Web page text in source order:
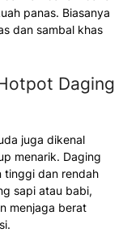
panas. Biasanya
dan sambal khas
Daging
juga dikenal
menarik. Daging
tinggi dan rendah
sapi atau babi,
menjaga berat